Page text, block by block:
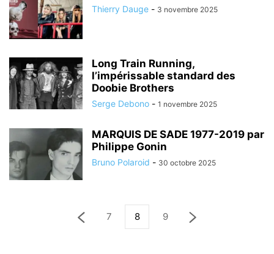
Thierry Dauge - 3 novembre 2025
Long Train Running,
l’impérissable standard des
Doobie Brothers
Serge Debono - 1 novembre 2025
MARQUIS DE SADE 1977-2019 par
Philippe Gonin
Bruno Polaroid - 30 octobre 2025
7 8 9